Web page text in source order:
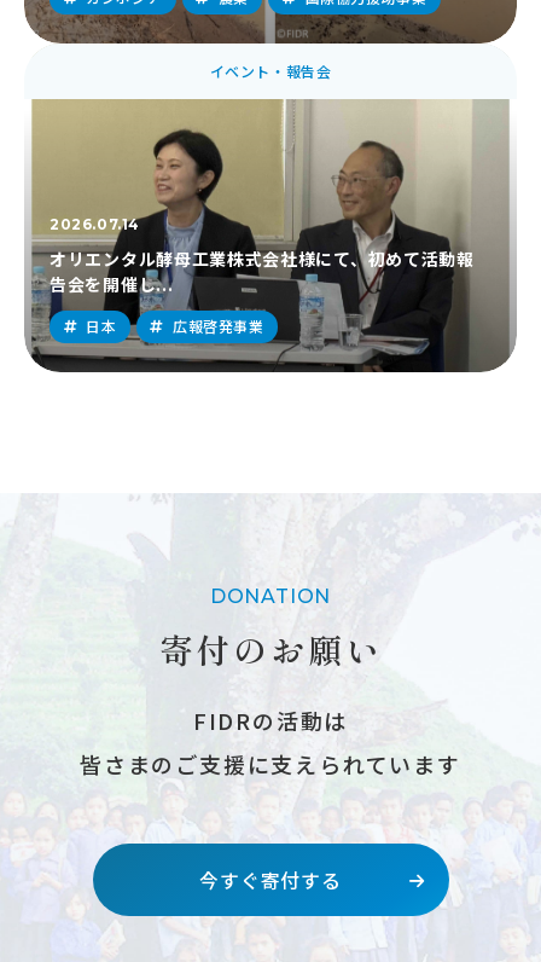
イベント・報告会
2026.07.14
オリエンタル酵母工業株式会社様にて、初めて活動報
告会を開催し...
日本 広報啓発事業
DONATION
寄付のお願い
FIDRの活動は
皆さまのご支援に支えられています
今すぐ寄付する